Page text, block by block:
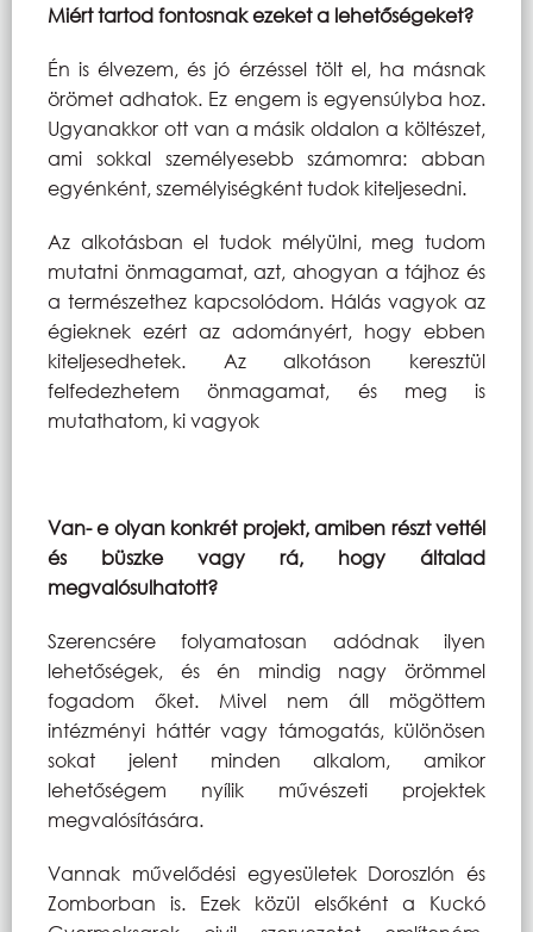
Miért tartod fontosnak ezeket a lehetőségeket?
Én is élvezem, és jó érzéssel tölt el, ha másnak
örömet adhatok. Ez engem is egyensúlyba hoz.
Ugyanakkor ott van a másik oldalon a költészet,
ami sokkal személyesebb számomra: abban
egyénként, személyiségként tudok kiteljesedni.
Az alkotásban el tudok mélyülni, meg tudom
mutatni önmagamat, azt, ahogyan a tájhoz és
a természethez kapcsolódom. Hálás vagyok az
égieknek ezért az adományért, hogy ebben
kiteljesedhetek. Az alkotáson keresztül
felfedezhetem önmagamat, és meg is
mutathatom, ki vagyok
Van- e olyan konkrét projekt, amiben részt vettél
és büszke vagy rá, hogy általad
megvalósulhatott?
Szerencsére folyamatosan adódnak ilyen
lehetőségek, és én mindig nagy örömmel
fogadom őket. Mivel nem áll mögöttem
intézményi háttér vagy támogatás, különösen
sokat jelent minden alkalom, amikor
lehetőségem nyílik művészeti projektek
megvalósítására.
Vannak művelődési egyesületek Doroszlón és
Zomborban is. Ezek közül elsőként a Kuckó